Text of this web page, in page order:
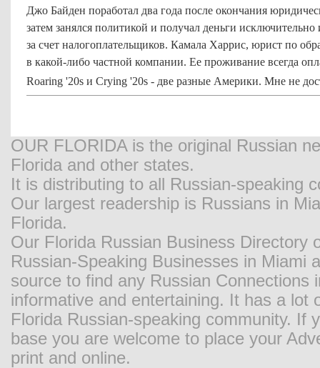
Джо Байден поработал два года после окончания
затем занялся политикой и получал деньги
за счет налогоплательщиков. Камала Харрис, юрист по
в какой-либо частной компании. Ее проживание всегда
Roaring '20s и Crying '20s - две разные Америки. Мне не
OUR FLORIDA is the original Russian
Florida and other states.
It is distributing to all Russian-speaking
Our largest readership is Russians in
Florida.
Our Florida Russian Business Directory
Russian-Speaking Businesses in Miami
source to find any Russian
informative and entertaining. It has a
Florida Russian-speaking community. If
base you are welcome to place your
print and online.